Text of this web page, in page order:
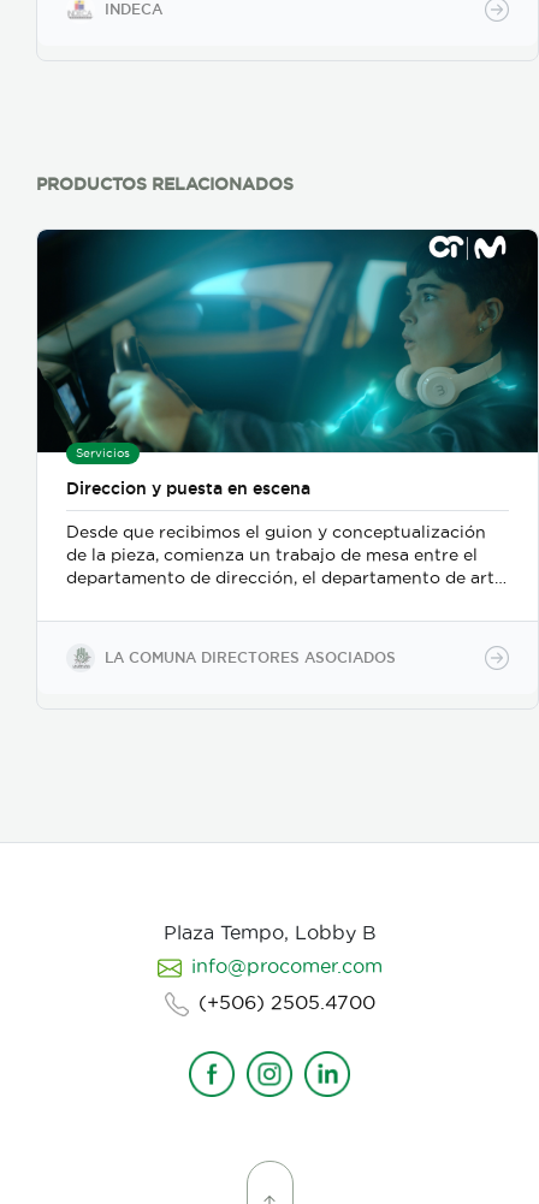
INDECA
PRODUCTOS RELACIONADOS
Servicios
Direccion y puesta en escena
Desde que recibimos el guion y conceptualización
de la pieza, comienza un trabajo de mesa entre el
departamento de dirección, el departamento de arte,
buscamos reforzar la historia, nos centramos
fuertemente en la selección de casting, en el tono
para los actores con instrucciones claras, paletas de
LA COMUNA DIRECTORES ASOCIADOS
Plaza Tempo, Lobby B
info@procomer.com
(+506) 2505.4700